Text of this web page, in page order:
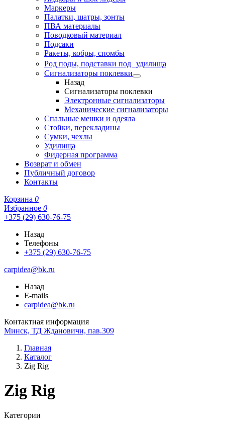
Маркеры
Палатки, шатры, зонты
ПВА материалы
Поводковый материал
Подсаки
Ракеты, кобры, спомбы
Род поды, подставки под удилища
Сигнализаторы поклевки
Назад
Сигнализаторы поклевки
Электронные сигнализаторы
Механические сигнализаторы
Спальные мешки и одеяла
Стойки, перекладины
Сумки, чехлы
Удилища
Фидерная программа
Возврат и обмен
Публичный договор
Контакты
Корзина 0
Избранное 0
+375 (29) 630-76-75
Назад
Телефоны
+375 (29) 630-76-75
carpidea@bk.ru
Назад
E-mails
carpidea@bk.ru
Контактная информация
Минск, ТД Ждановичи, пав.309
Главная
Каталог
Zig Rig
Zig Rig
Категории